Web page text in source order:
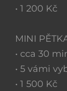
• 1 200 Kč
MINI
• cca 30
• 5 vámi
• 1 500 Kč